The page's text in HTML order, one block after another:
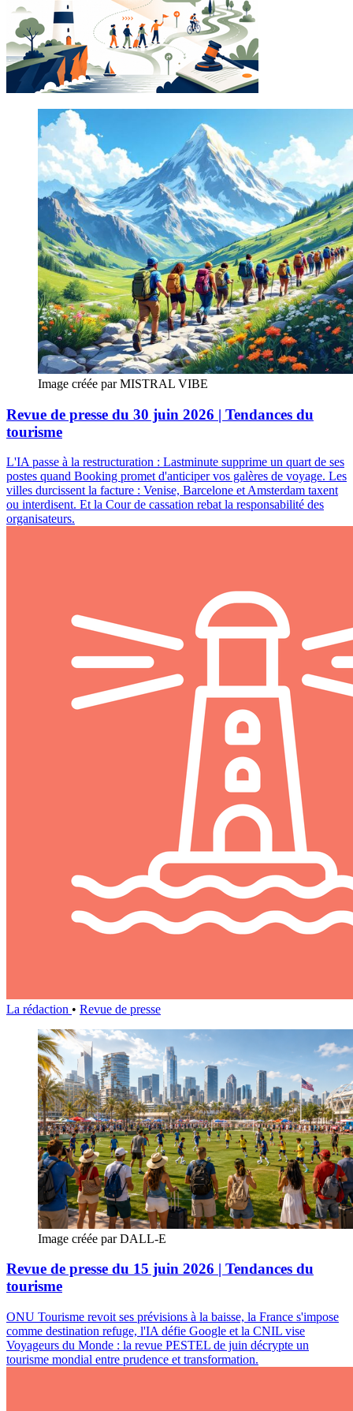
Image créée par MISTRAL VIBE
Revue de presse du 30 juin 2026 | Tendances du
tourisme
L'IA passe à la restructuration : Lastminute supprime un quart de ses
postes quand Booking promet d'anticiper vos galères de voyage. Les
villes durcissent la facture : Venise, Barcelone et Amsterdam taxent
ou interdisent. Et la Cour de cassation rebat la responsabilité des
organisateurs.
La rédaction • Revue de presse
Image créée par DALL-E
Revue de presse du 15 juin 2026 | Tendances du
tourisme
ONU Tourisme revoit ses prévisions à la baisse, la France s'impose
comme destination refuge, l'IA défie Google et la CNIL vise
Voyageurs du Monde : la revue PESTEL de juin décrypte un
tourisme mondial entre prudence et transformation.